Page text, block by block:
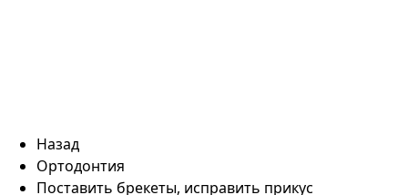
Назад
Ортодонтия
Поставить брекеты, исправить прикус